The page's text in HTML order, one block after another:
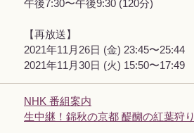
午後7:30〜午後9:30 (120分)
【再放送】
2021年11月26日 (金) 23:45〜25:44
2021年11月30日 (火) 15:50〜17:49
NHK 番組案内
生中継！錦秋の京都 醍醐の紅葉狩り